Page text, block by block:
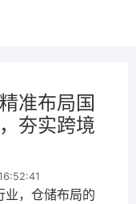
准布局国
夯实跨境
业，仓储布局的